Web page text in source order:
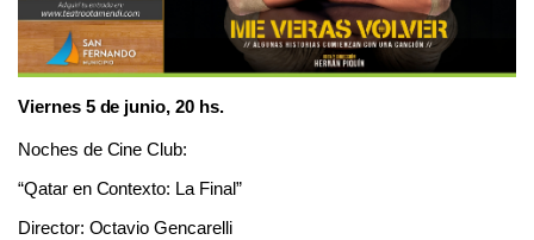
Viernes 5 de junio, 20 hs.
Noches de Cine Club:
“Qatar en Contexto: La Final”
Director: Octavio Gencarelli